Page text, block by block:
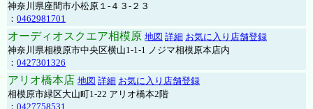
神奈川県座間市小松原１-４３-２３
： 0462981701
オーディオスクエア相模原 地図 詳細 お気に入り店舗登録
神奈川県相模原市中央区横山1-1-1 ノジマ相模原本店内
： 0427301326
アリオ橋本店 地図 詳細 お気に入り店舗登録
相模原市緑区大山町1-22 アリオ橋本2階
： 0427758531